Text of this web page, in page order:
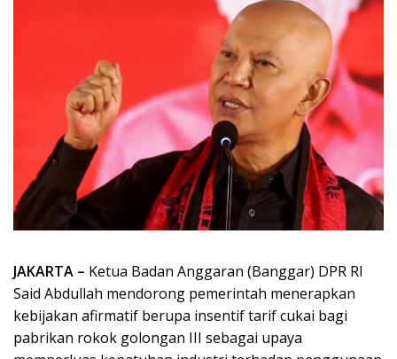
JAKARTA – Ketua Badan Anggaran (Banggar) DPR RI
Said Abdullah mendorong pemerintah menerapkan
kebijakan afirmatif berupa insentif tarif cukai bagi
pabrikan rokok golongan III sebagai upaya